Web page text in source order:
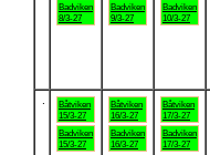
Badviken
8/3-27
Badviken
9/3-27
Badviken
10/3-27
Båtviken
15/3-27
Badviken
15/3-27
Båtviken
16/3-27
Badviken
16/3-27
Båtviken
17/3-27
Badviken
17/3-27